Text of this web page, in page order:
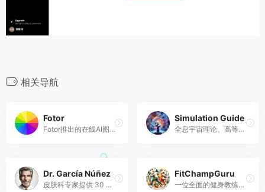
相关导航
Fotor
Fotor推出的在线AI图片生成工具
Simulation Guide
全息宇宙理论、高等数学、神学、物理学和边缘科学专家。
Dr. García Núñez
皮肤科专家提供 30 次经验、咨询和咨询。
FitChampGuru
一位全面的健身教练，专注于思想、饮食，然后是运动。